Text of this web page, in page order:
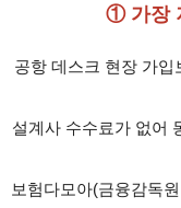
① 가장
공항 데스크 현장 가입
설계사 수수료가 없어
보험다모아(금융감독